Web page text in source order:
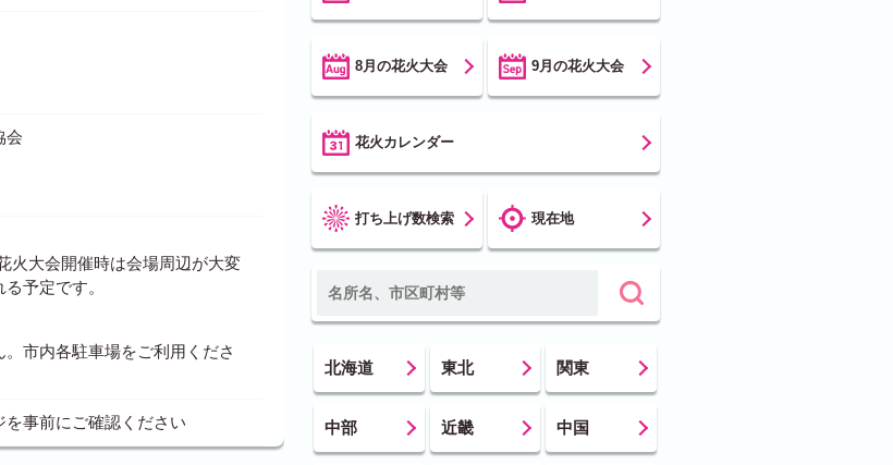
会
火大会開催時は会場周辺が大変
予定です。
市内各駐車場をご利用くださ
事前にご確認ください
8月の花火大会 9月の花火大会
花火カレンダー
打ち上げ数検索 現在地
北海道 東北 関東
中部 近畿 中国